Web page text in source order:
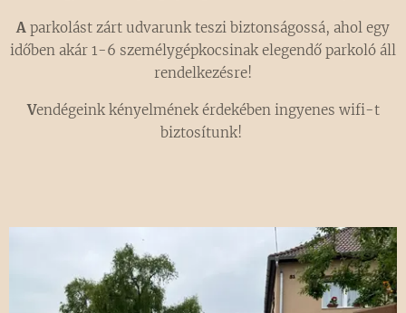
A parkolást zárt udvarunk teszi biztonságossá, ahol egy
időben akár 1-6 személygépkocsinak elegendő parkoló áll
rendelkezésre!
Vendégeink kényelmének érdekében ingyenes wifi-t
biztosítunk!